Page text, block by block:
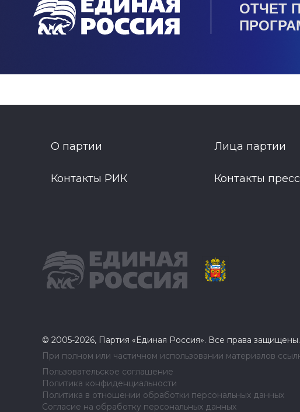
ОТЧЕТ
О партии Лица партии
Контакты РИК Контакты
© 2005-2026, Партия «Единая Россия». Все права защищены.
При полном или частичном использовании материалов
Пользовательское соглашение
Политика конфиденциальности
Политика в отношении обработки персональных данных
Согласие на обработку персональных данных